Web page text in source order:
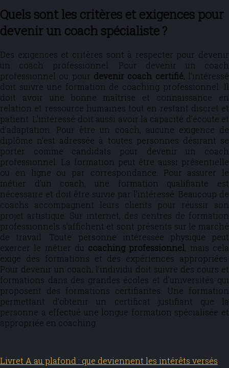
Quels sont les critères et exigences pour
devenir un coach spécialiste ?
Des exigences et critères sont à respecter pour devenir
un coach professionnel. Pour devenir un coach
professionnel ou pour devenir coach certifié, l’intéressé
doit suivre une formation de coaching professionnel. Il
doit avoir une bonne maîtrise et connaissance en
relation et ressource humaines tout en restant discret et
patient. L’intéressé doit aussi avoir la capacité d’écoute et
d’adaptation. Pour être un coach, aucune exigence de
diplôme n’est adressée à toutes personnes désirant se
porter comme candidats pour devenir un coach
professionnel. La formation peut être aussi présentielle
ou en ligne ou par correspondance. Pour assurer le
métier d’un coach, une formation qualifiante est
nécessaire et doit être suivie par l’intéressé. Beaucoup de
coachs accompagnent leurs clients pour réussir son
projet artistique. Sur internet, des centres de formation
professionnels s’affichent et sont présents sur le marché
de travail. Toute personne intéressée physique peut
exercer le métier du coaching professionnel, mais cela
exige des formations et des expériences appropriées.
Pour devenir un coach, l’individu doit suivre des cours et
formations dans des grandes écoles et d’universités qui
proposent des formations certifiantes. Une formation
permettant d’obtenir un certificat justifiant que la
personne a effectué une longue formation spécialisée et
appropriée en coaching.
Livret A au plafond : que deviennent les intérêts versés